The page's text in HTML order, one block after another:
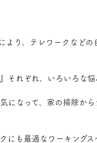
より、テレワークなど
それぞれ、いろいろな
になって、家の掃除か
にも最適なワーキングス